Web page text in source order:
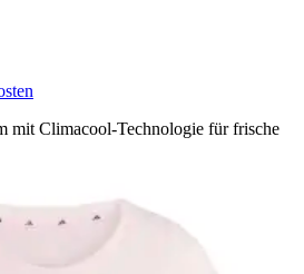
mit Climacool-Technologie für frische